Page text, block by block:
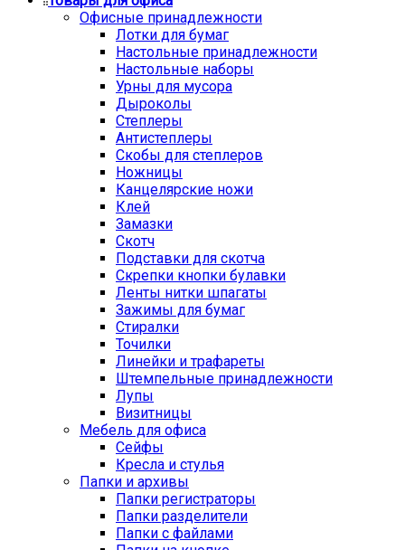
Офисные принадлежности
Лотки для бумаг
Настольные принадлежности
Настольные наборы
Урны для мусора
Дыроколы
Степлеры
Антистеплеры
Скобы для степлеров
Ножницы
Канцелярские ножи
Клей
Замазки
Скотч
Подставки для скотча
Скрепки кнопки булавки
Ленты нитки шпагаты
Зажимы для бумаг
Стиралки
Точилки
Линейки и трафареты
Штемпельные принадлежности
Лупы
Визитницы
Мебель для офиса
Сейфы
Кресла и стулья
Папки и архивы
Папки регистраторы
Папки разделители
Папки с файлами